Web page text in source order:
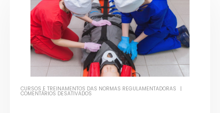
CURSOS E TREINAMENTOS DAS NORMAS REGULAMENTADORAS
COMENTÁRIOS DESATIVADOS EM